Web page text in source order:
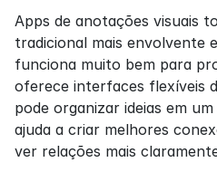
Apps de anotações visuais
tradicional mais envolvente
funciona muito bem para
oferece interfaces flexíveis
pode organizar ideias em
ajuda a criar melhores
ver relações mais